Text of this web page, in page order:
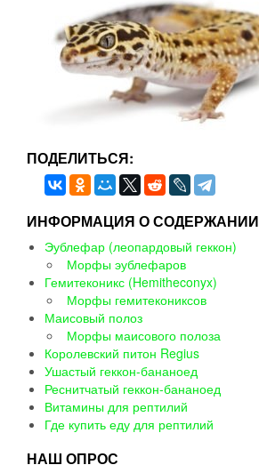
ПОДЕЛИТЬСЯ:
ИНФОРМАЦИЯ О СОДЕРЖАНИИ
Эублефар (леопардовый геккон)
Морфы эублефаров
Гемитеконикс (Hemitheconyx)
Морфы гемитекониксов
Маисовый полоз
Морфы маисового полоза
Королевский питон Regius
Ушастый геккон-бананоед
Реснитчатый геккон-бананоед
Витамины для рептилий
Где купить еду для рептилий
НАШ ОПРОС